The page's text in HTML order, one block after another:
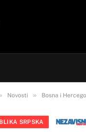
Novosti » Bosna i
SRPSKA